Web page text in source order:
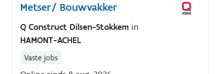
Metser/ Bouwvakker
Q Construct Dilsen-Stokkem in
HAMONT-ACHEL
Vaste jobs